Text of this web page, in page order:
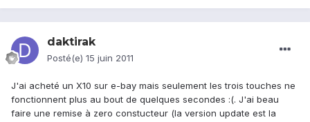
daktirak
Posté(e) 15 juin 2011
J'ai acheté un X10 sur e-bay mais seulement les trois touches ne
fonctionnent plus au bout de quelques secondes :(. J'ai beau
faire une remise à zero constucteur (la version update est la